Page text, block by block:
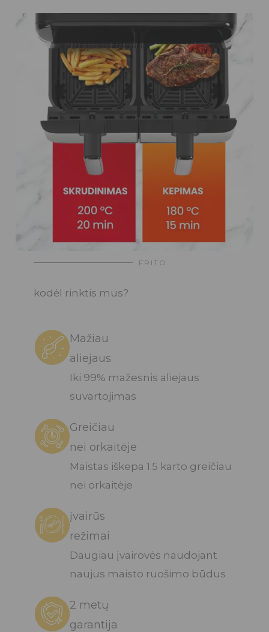
FRITO
kodėl rinktis mus?
Mažiau
aliejaus
Iki 99% mažesnis aliejaus
suvartojimas
Greičiau
nei orkaitėje
Maistas iškepa 1.5 karto greičiau
nei orkaitėje
įvairūs
režimai
Daugiau įvairovės naudojant
naujus maisto ruošimo būdus
2 metų
garantija